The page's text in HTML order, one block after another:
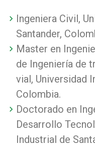
Ingeniera Civil,
Santander,
Master en
de Ingeniería de
vial, Universidad
Colombia.
Doctorado en
Desarrollo
Industrial de